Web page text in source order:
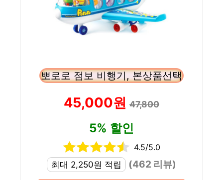
뽀로로 점보 비행기, 본상품선택
45,000원 47,800
5% 할인
4.5/5.0
최대 2,250원 적립
(462 리뷰)